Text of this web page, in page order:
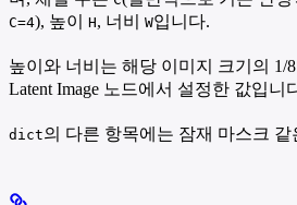
C=4), 높이 H, 너비 W입니다.
높이와 너비는 해당 이미지 크기의 1/
Latent Image 노드에서 설정한 값입니
dict의 다른 항목에는 잠재 마스크